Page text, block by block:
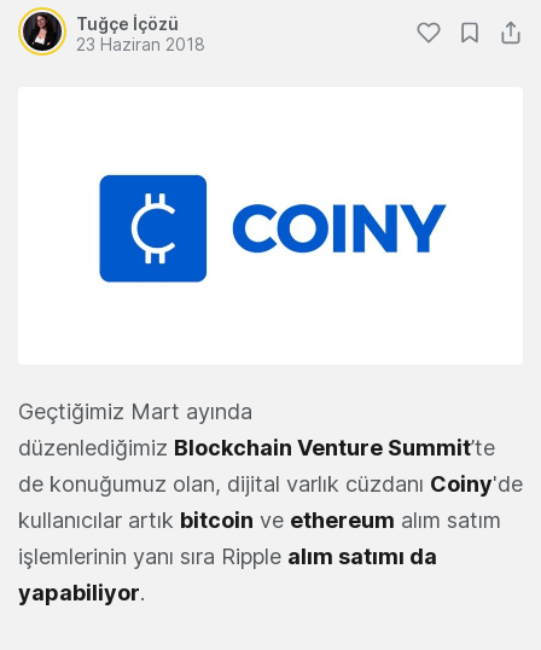
Tuğçe İçözü
23 Haziran 2018
Geçtiğimiz Mart ayında
düzenlediğimiz Blockchain Venture Summit’te
de konuğumuz olan, dijital varlık cüzdanı Coiny'de
kullanıcılar artık bitcoin ve ethereum alım satım
işlemlerinin yanı sıra Ripple alım satımı da
yapabiliyor.